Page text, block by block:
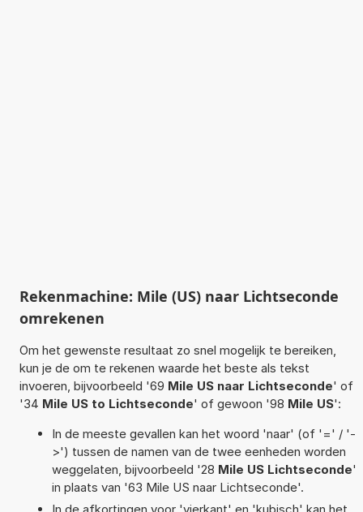
Rekenmachine: Mile (US) naar Lichtseconde
omrekenen
Om het gewenste resultaat zo snel mogelijk te bereiken,
kun je de om te rekenen waarde het beste als tekst
invoeren, bijvoorbeeld '69 Mile US naar Lichtseconde' of
'34 Mile US to Lichtseconde' of gewoon '98 Mile US':
In de meeste gevallen kan het woord 'naar' (of '=' / '-
>') tussen de namen van de twee eenheden worden
weggelaten, bijvoorbeeld '28 Mile US Lichtseconde'
in plaats van '63 Mile US naar Lichtseconde'.
In de afkortingen voor 'vierkant' en 'kubisch' kan het